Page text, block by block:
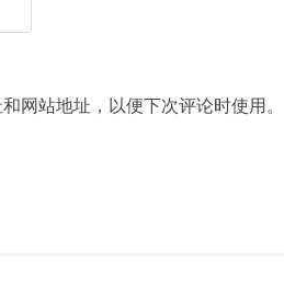
网站地址，以便下次评论时使用。